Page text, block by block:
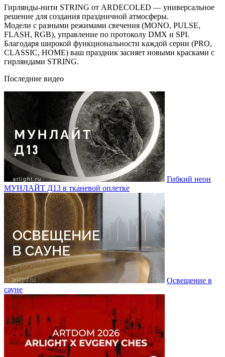
Гирлянды-нити STRING от ARDECOLED — универсальное
решение для создания праздничной атмосферы.
Модели с разными режимами свечения (MONO, PULSE,
FLASH, RGB), управление по протоколу DMX и SPI.
Благодаря широкой функциональности каждой серии (PRO,
CLASSIC, HOME) ваш праздник засияет новыми красками с
гирляндами STRING.
Последние видео
Гибкий неон
МУНЛАЙТ Д13 в тканевой оплетке
Освещение в
сауне